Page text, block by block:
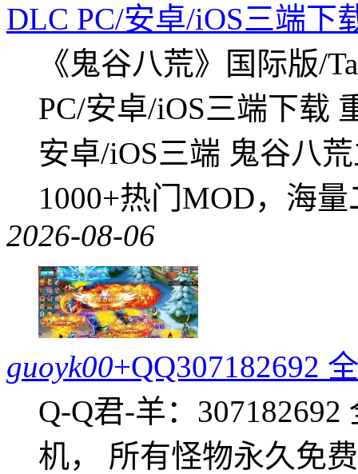
DLC PC/安卓/iOS三端下
《鬼谷八荒》国际版/
PC/安卓/iOS三端下载
安卓/iOS三端 鬼谷八
1000+热门MOD，海
2026-08-06
guoyk00+QQ307182692
Q-Q君-羊：
机， 所有怪物永久免